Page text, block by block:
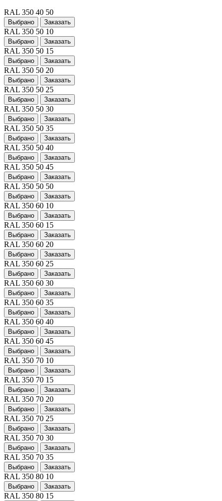
RAL 350 40 50
Выбрано Заказать
RAL 350 50 10
Выбрано Заказать
RAL 350 50 15
Выбрано Заказать
RAL 350 50 20
Выбрано Заказать
RAL 350 50 25
Выбрано Заказать
RAL 350 50 30
Выбрано Заказать
RAL 350 50 35
Выбрано Заказать
RAL 350 50 40
Выбрано Заказать
RAL 350 50 45
Выбрано Заказать
RAL 350 50 50
Выбрано Заказать
RAL 350 60 10
Выбрано Заказать
RAL 350 60 15
Выбрано Заказать
RAL 350 60 20
Выбрано Заказать
RAL 350 60 25
Выбрано Заказать
RAL 350 60 30
Выбрано Заказать
RAL 350 60 35
Выбрано Заказать
RAL 350 60 40
Выбрано Заказать
RAL 350 60 45
Выбрано Заказать
RAL 350 70 10
Выбрано Заказать
RAL 350 70 15
Выбрано Заказать
RAL 350 70 20
Выбрано Заказать
RAL 350 70 25
Выбрано Заказать
RAL 350 70 30
Выбрано Заказать
RAL 350 70 35
Выбрано Заказать
RAL 350 80 10
Выбрано Заказать
RAL 350 80 15